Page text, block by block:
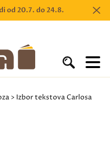
od 20.7. do 24.8.
> Izbor tekstova Carlosa